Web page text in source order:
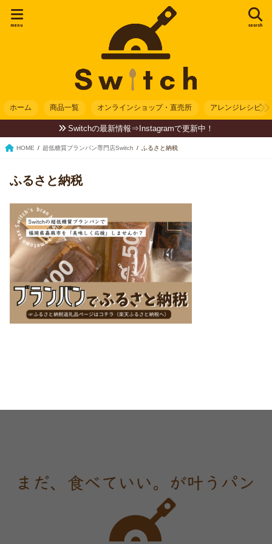
search
menu
ホーム 商品一覧 オンラインショップ・直売所 アレンジレシピ
Switchの最新情報⇒Instagramで更新中！
HOME 超低糖質ブランパン専門店Switch ふるさと納税
ふるさと納税